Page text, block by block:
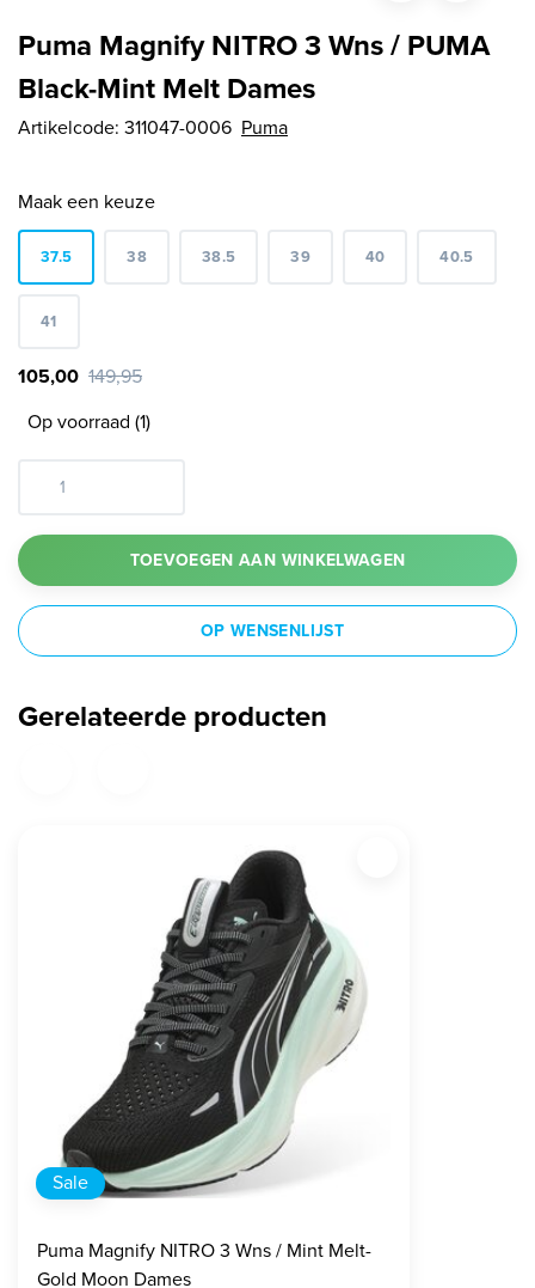
Puma Magnify NITRO 3 Wns / PUMA
Black-Mint Melt Dames
Artikelcode: 311047-0006 Puma
Maak een keuze
37.5 38 38.5 39 40 40.5
41
105,00 149,95
Op voorraad (1)
TOEVOEGEN AAN WINKELWAGEN
OP WENSENLIJST
Gerelateerde producten
Sale
Puma Magnify NITRO 3 Wns / Mint Melt-
Gold Moon Dames